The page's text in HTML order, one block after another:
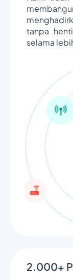
tanpa
selama
2.000+